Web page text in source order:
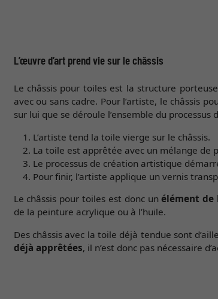
L’œuvre d’art prend vie sur le châssis
Le châssis pour toiles est la structure
avec ou sans cadre. Pour l’artiste, le châssis
sur lui que se déroule l’ensemble du
L’artiste tend la toile vierge sur le châssis.
La toile est apprêtée avec un mélange de
Le processus de création artistique
Pour finir, l’artiste applique un vernis
Le châssis pour toiles est donc unélément de
de la peinture acrylique ou à l’huile.
Des châssis avec la toile déjà tendue sont
déjà apprêtées, il n’est donc pas nécessaire